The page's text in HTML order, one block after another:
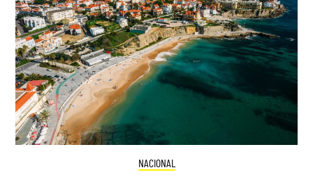
NACIONAL